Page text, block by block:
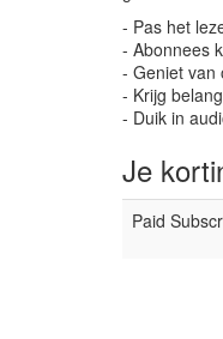
- Pas het
- Abonnees
- Geniet van
- Krijg
- Duik in
Je
Paid